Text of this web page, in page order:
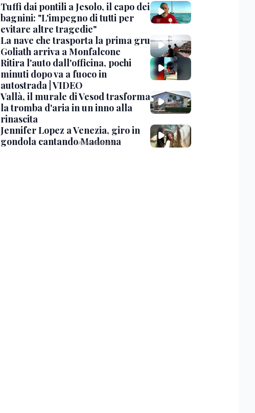
Tuffi dai pontili a Jesolo, il capo dei
bagnini: "L'impegno di tutti per
evitare altre tragedie"
La nave che trasporta la prima gru
Goliath arriva a Monfalcone
Ritira l'auto dall'officina, pochi
minuti dopo va a fuoco in
autostrada | VIDEO
Vallà, il murale di Vesod trasforma
la tromba d'aria in un inno alla
rinascita
Jennifer Lopez a Venezia, giro in
gondola cantando Madonna